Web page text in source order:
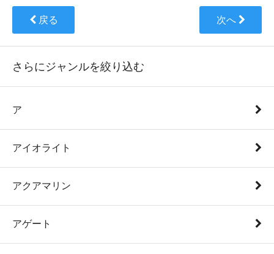
戻る 次へ
さらにジャンルを絞り込む
ア
アイオライト
アクアマリン
アゲート